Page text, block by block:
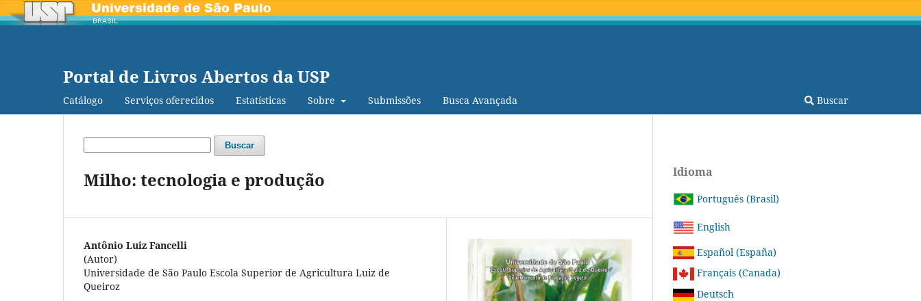
Portal de Livros Abertos da USP
Catálogo Serviços oferecidos Estatísticas Sobre Submissões Busca Avançada Buscar
Buscar
Milho: tecnologia e produção
Antônio Luiz Fancelli
(Autor)
Universidade de São Paulo Escola Superior de Agricultura Luiz de
Queiroz
Idioma
Português (Brasil)
English
Español (España)
Français (Canada)
Deutsch